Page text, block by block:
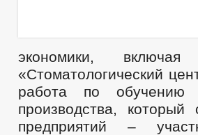
экономики,
«Стоматологический
работа по обучению
производства,
предприятий –